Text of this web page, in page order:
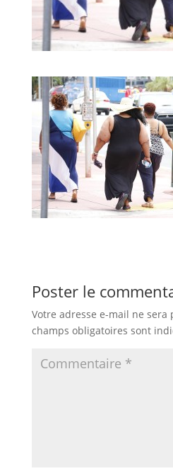
Poster le
Votre adresse e-mail ne sera
champs obligatoires sont